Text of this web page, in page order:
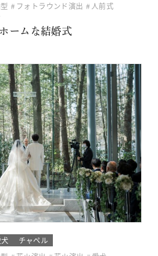
フォトラウンド演出 人前式
ームな結婚式
チャペル